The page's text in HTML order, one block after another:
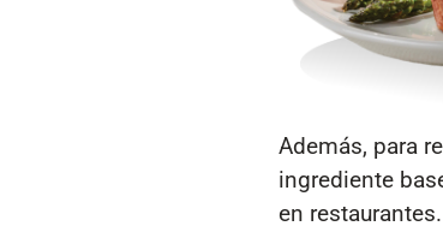
Además, para
ingrediente
en restaurantes.